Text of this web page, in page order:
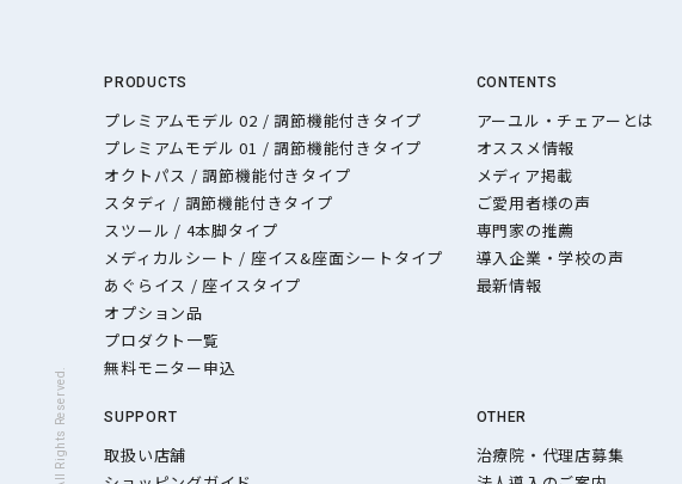
PRODUCTS
プレミアムモデル 02 / 調節機能付きタイプ
プレミアムモデル 01 / 調節機能付きタイプ
オクトパス / 調節機能付きタイプ
スタディ / 調節機能付きタイプ
スツール / 4本脚タイプ
メディカルシート / 座イス&座面シートタイプ
あぐらイス / 座イスタイプ
オプション品
プロダクト一覧
無料モニター申込
SUPPORT
取扱い店舗
CONTENTS
アーユル・チェアーとは
オススメ情報
メディア掲載
ご愛用者様の声
専門家の推薦
導入企業・学校の声
最新情報
OTHER
治療院・代理店募集